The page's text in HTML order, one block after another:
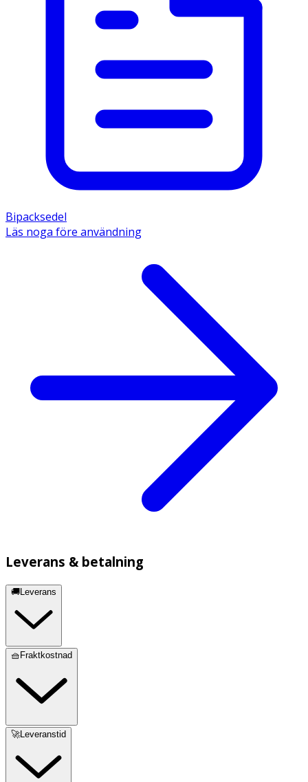
Bipacksedel
Läs noga före användning
Leverans & betalning
🚚Leverans
🧺Fraktkostnad
🚀Leveranstid